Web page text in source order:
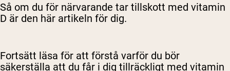
Så om du för närvarande tar tillskott med vitamin
D är den här artikeln för dig.
Fortsätt läsa för att förstå varför du bör
säkerställa att du får i dig tillräckligt med vitamin